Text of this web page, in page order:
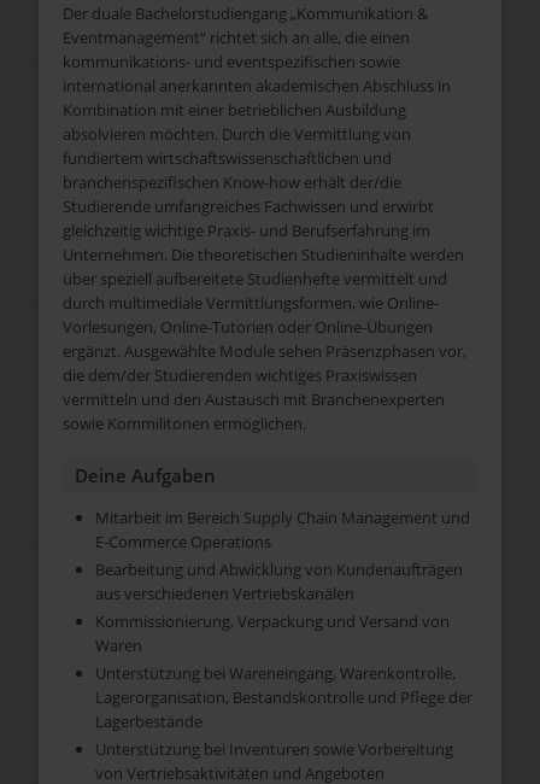
Der duale Bachelorstudiengang „Kommunikation &
Eventmanagement“ richtet sich an alle, die einen
kommunikations- und eventspezifischen sowie
international anerkannten akademischen Abschluss in
Kombination mit einer betrieblichen Ausbildung
absolvieren möchten. Durch die Vermittlung von
fundiertem wirtschaftswissenschaftlichen und
branchenspezifischen Know-how erhält der/die
Studierende umfangreiches Fachwissen und erwirbt
gleichzeitig wichtige Praxis- und Berufserfahrung im
Unternehmen. Die theoretischen Studieninhalte werden
über speziell aufbereitete Studienhefte vermittelt und
durch multimediale Vermittlungsformen, wie Online-
Vorlesungen, Online-Tutorien oder Online-Übungen
ergänzt. Ausgewählte Module sehen Präsenzphasen vor,
die dem/der Studierenden wichtiges Praxiswissen
vermitteln und den Austausch mit Branchenexperten
sowie Kommilitonen ermöglichen.
Deine Aufgaben
Mitarbeit im Bereich Supply Chain Management und
E-Commerce Operations
Bearbeitung und Abwicklung von Kundenaufträgen
aus verschiedenen Vertriebskanälen
Kommissionierung, Verpackung und Versand von
Waren
Unterstützung bei Wareneingang, Warenkontrolle,
Lagerorganisation, Bestandskontrolle und Pflege der
Lagerbestände
Unterstützung bei Inventuren sowie Vorbereitung
von Vertriebsaktivitäten und Angeboten